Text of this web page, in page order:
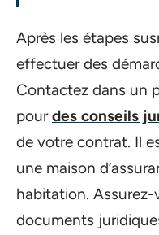
Après les étapes
effectuer des
Contactez dans un
pourdes conseils
de votre contrat. Il
une maison
habitation. Assurez-
documents